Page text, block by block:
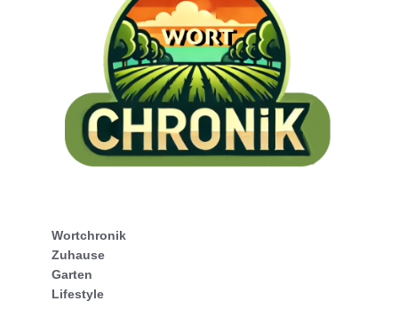
Wortchronik
Zuhause
Garten
Lifestyle